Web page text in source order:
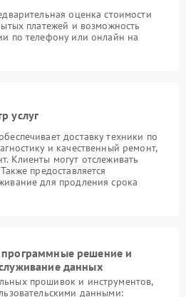
оценка стоимости
платежей и возможность
по телефону или онлайн на
услуг
доставку техники по
и качественный ремонт,
Клиенты могут отслеживать
предоставляется
для продления срока
решение и
данных
прошивок и инструментов,
данными: